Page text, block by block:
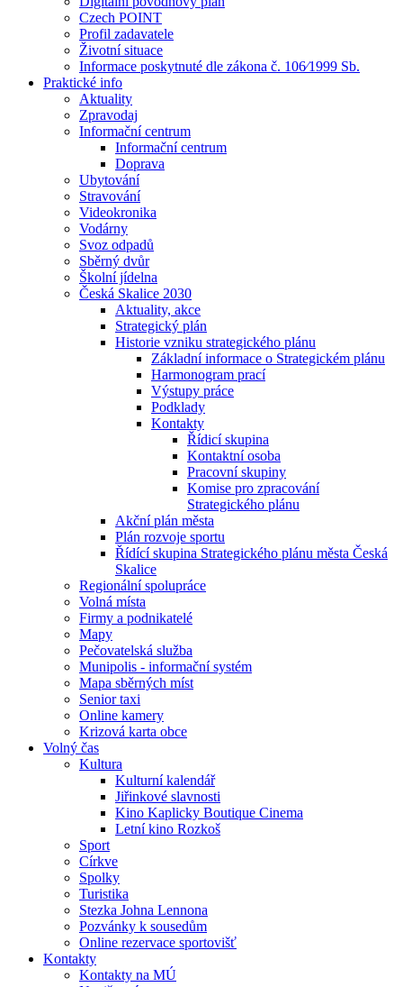
Czech POINT
Profil zadavatele
Životní situace
Informace poskytnuté dle zákona č. 106⁄1999 Sb.
Praktické info
Aktuality
Zpravodaj
Informační centrum
Informační centrum
Doprava
Ubytování
Stravování
Videokronika
Vodárny
Svoz odpadů
Sběrný dvůr
Školní jídelna
Česká Skalice 2030
Aktuality, akce
Strategický plán
Historie vzniku strategického plánu
Základní informace o Strategickém plánu
Harmonogram prací
Výstupy práce
Podklady
Kontakty
Řídicí skupina
Kontaktní osoba
Pracovní skupiny
Komise pro zpracování
Strategického plánu
Akční plán města
Plán rozvoje sportu
Řídící skupina Strategického plánu města Česká
Skalice
Regionální spolupráce
Volná místa
Firmy a podnikatelé
Mapy
Pečovatelská služba
Munipolis - informační systém
Mapa sběrných míst
Senior taxi
Online kamery
Krizová karta obce
Volný čas
Kultura
Kulturní kalendář
Jiřinkové slavnosti
Kino Kaplicky Boutique Cinema
Letní kino Rozkoš
Sport
Církve
Spolky
Turistika
Stezka Johna Lennona
Pozvánky k sousedům
Online rezervace sportovišť
Kontakty
Kontakty na MÚ